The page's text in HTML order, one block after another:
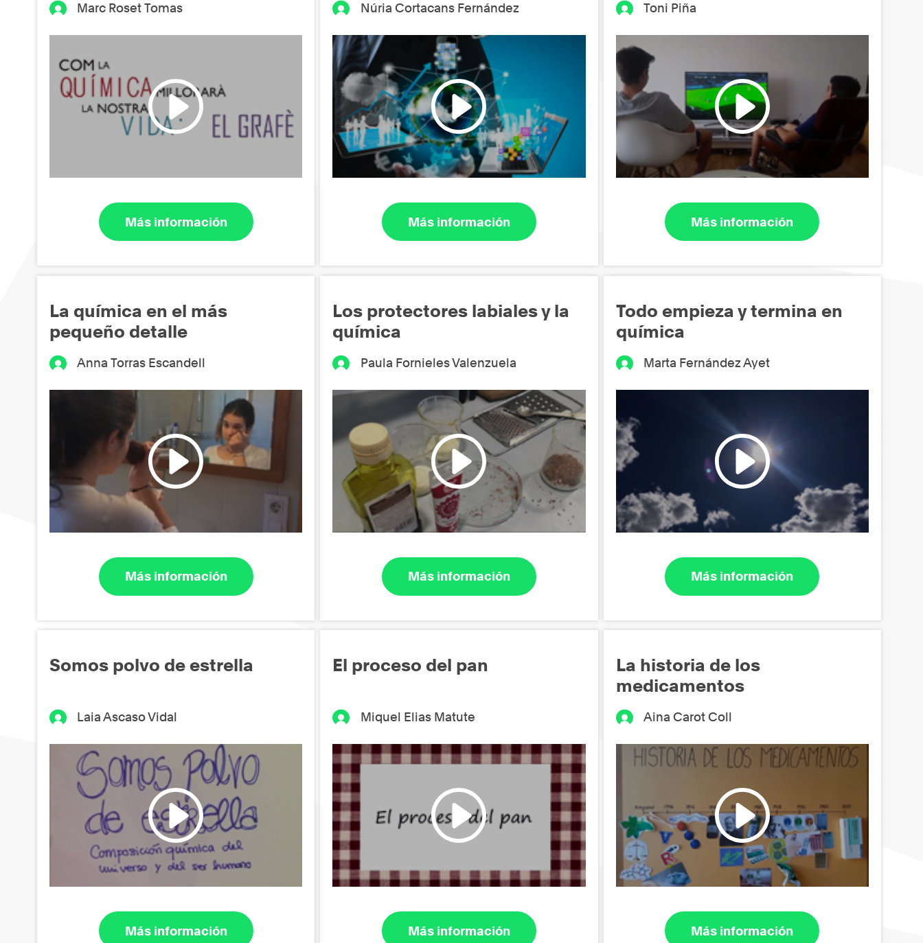
Marc Roset Tomas
Más información
Núria Cortacans Fernández
Más información
Toni Piña
Más información
La química en el más
pequeño detalle
Anna Torras Escandell
Más información
Los protectores labiales y la
química
Paula Fornieles Valenzuela
Más información
Todo empieza y termina en
química
Marta Fernández Ayet
Más información
Somos polvo de estrella
Laia Ascaso Vidal
Más información
El proceso del pan
Miquel Elias Matute
Más información
La historia de los
medicamentos
Aina Carot Coll
Más información